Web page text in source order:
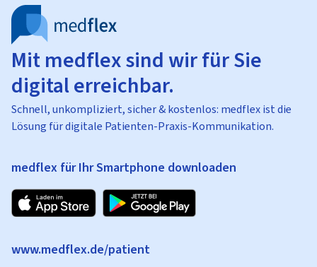
Mit medflex sind wir für Sie
digital erreichbar.
Schnell, unkompliziert, sicher & kostenlos: medflex ist die
Lösung für digitale Patienten-Praxis-Kommunikation.
medflex für Ihr Smartphone downloaden
www.medflex.de/patient